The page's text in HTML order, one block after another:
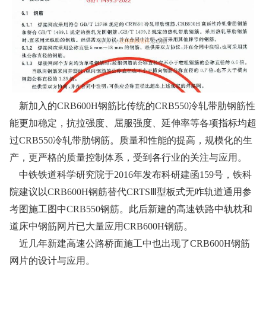
新加入的CRB600H钢筋比传统的CRB550冷轧带肋钢筋性
能更加稳定，抗拉强度、屈服强度、延伸率等各项指标均超
过CRB550冷轧带肋钢筋。质量和性能的提高，规模化的生
产，更严格的质量控制体系，受到各行业的关注与应用。
中铁铁道科学研究院于2016年发布科研建函159号，铁科
院建议以CRB600H钢筋替代CRTSⅢ型板式无咋轨道通用参
考图施工图中CRB550钢筋。此后新建的高速铁路中轨枕和
道床中钢筋网片已大量应用CRB600H钢筋。
近几年新建高速公路桥面施工中也出现了CRB600H钢筋
网片的设计与应用。